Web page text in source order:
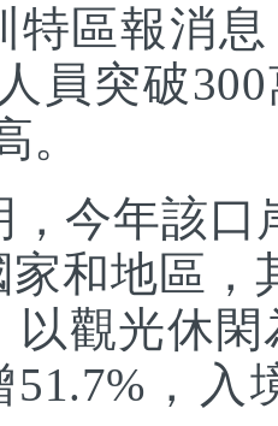
特區報消
員突破
。
今年該口
家和地區，
以觀光休
51.7%，